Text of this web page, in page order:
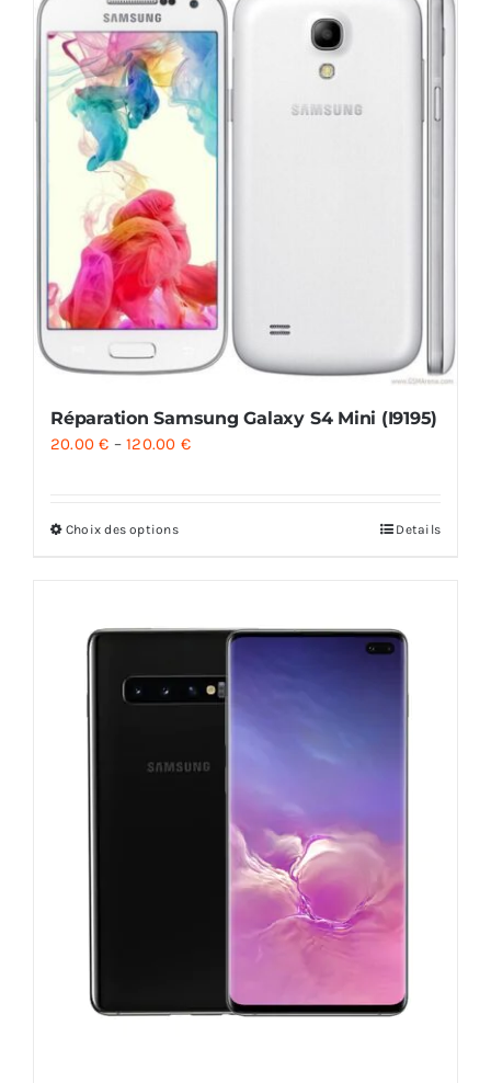
Réparation Samsung Galaxy S4 Mini (I9195)
20.00€ –120.00 €
Choix des options Details